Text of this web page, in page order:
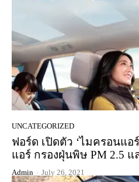
UNCATEGORIZED
ฟอร์ด เปิดตัว ‘ไมครอนแอ
แอร์ กรองฝุ่นพิษ PM 2.5 แ
Admin - July 26, 2021